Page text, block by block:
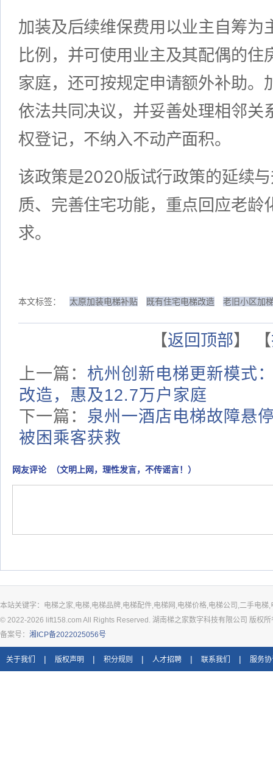
加装及后续维保费用以业主自筹为
比例，并可使用业主及其配偶的住
家庭，还可按规定申请额外补助。
依法共同决议，并妥善处理相邻关
权登记，不纳入不动产面积。
该政策是2020版试行政策的延续
质、完善住宅功能，重点回应老龄
求。
本文标签： 太原加装电梯补贴 既有住宅电梯改造 老旧小区加
【返回顶部】 【
上一篇： 杭州创新电梯更新模式
改造，惠及12.7万户家庭
下一篇： 泉州一酒店电梯故障悬
被困乘客获救
网友评论 （文明上网，理性发言，不传谣言！）
本站关键字：电梯之家,电梯,电梯品牌,电梯配件,电梯网,电梯价格,电梯公司,二手电梯
© 2022-2026 lift158.com All Rights Reserved. 湖南梯之家数字科技有限公司 版权所
备案号： 湘ICP备2022025056号
关于我们 | 版权声明 | 积分规则 | 人才招聘 | 联系我们 | 服务